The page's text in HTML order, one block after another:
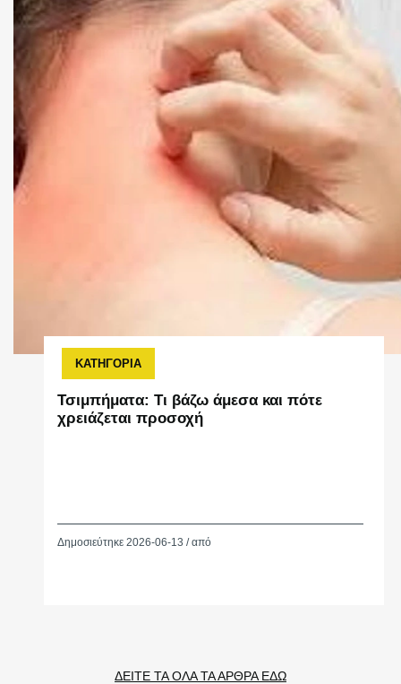
ΚΑΤΗΓΟΡΙΑ
Τσιμπήματα: Τι βάζω άμεσα και πότε
χρειάζεται προσοχή
Δημοσιεύτηκε 2026-06-13 / από
ΔΕΙΤΕ ΤΑ ΟΛΑ ΤΑ ΑΡΘΡΑ ΕΔΩ